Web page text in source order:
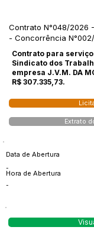
Contrato N°048/2026
- Concorrência
Contrato para
Sindicato dos
empresa J.V.M. DA
R$ 307.335,73.
Extrato
Data de Abertura
-
Hora de Abertura
-